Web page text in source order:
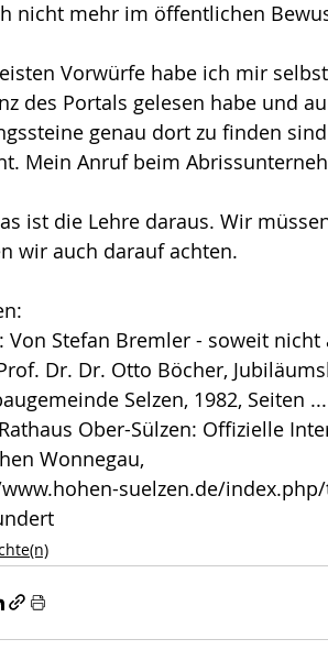
nicht mehr im öffentlichen
Vorwürfe habe ich mir
des Portals gelesen habe und
genau dort zu finden
Mein Anruf beim
ist die Lehre daraus. Wir
wir auch darauf achten.
Von Stefan Bremler - soweit
Dr. Dr. Otto Böcher,
Selzen, 1982, Seiten ...
Ober-Sülzen: Offizielle
Wonnegau,
suelzen.de/